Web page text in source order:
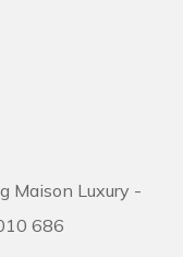
Maison Luxury -
686